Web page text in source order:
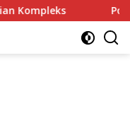
Polri Kerahkan